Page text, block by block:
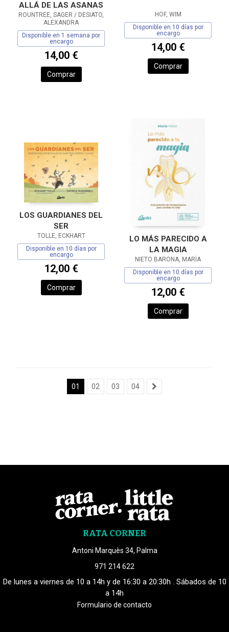
ALLÁ DE LAS ASANAS
ROUNTREE, SAGER / DESIATO,
ALEXANDRA
Disponible en 1 semana por
encargo
14,00 €
Comprar
HOF, WIM
Disponible en 10 días por
encargo
14,00 €
Comprar
LOS GUARDIANES DEL
SER
TOLLE, ECKHART
Disponible en 10 días por
encargo
12,00 €
Comprar
LO MÁS PARECIDO A
LA MAGIA
NIETO BARONA, MARÍA
Disponible en 10 días por
encargo
12,00 €
Comprar
01 02 03 04
RATA CORNER
Antoni Marquès 34, Palma
971 214 622
De lunes a viernes de 10 a 14h y de 16:30 a 20:30h . Sábados de 10
a 14h
Formulario de contacto